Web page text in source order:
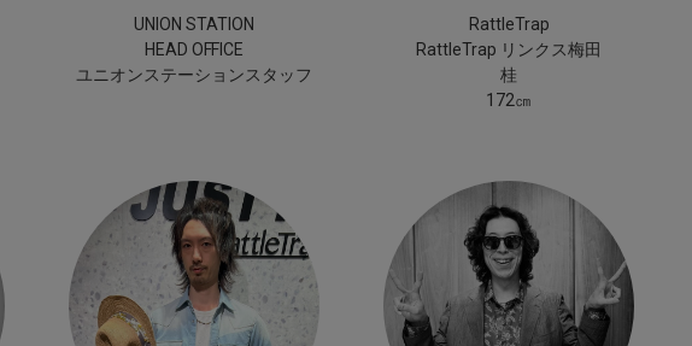
UNION STATION
HEAD OFFICE
ユニオンステーションスタッフ
RattleTrap
RattleTrap リンクス梅田
桂
172㎝